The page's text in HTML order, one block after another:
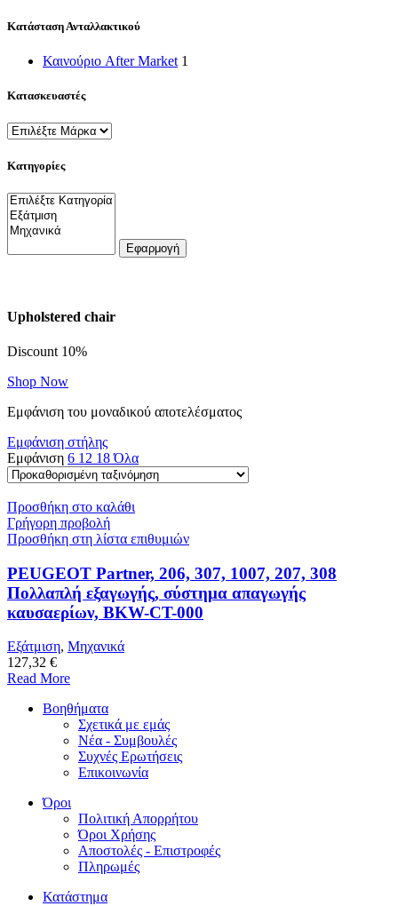
Κατάσταση Ανταλλακτικού
Καινούριο After Market 1
Κατασκευαστές
Κατηγορίες
Εφαρμογή
Upholstered chair
Discount 10%
Shop Now
Εμφάνιση του μοναδικού αποτελέσματος
Εμφάνιση στήλης
Εμφάνιση 6 12 18Όλα
Προσθήκη στο καλάθι
Γρήγορη προβολή
Προσθήκη στη λίστα επιθυμιών
PEUGEOT Partner, 206, 307, 1007, 207, 308
Πολλαπλή εξαγωγής, σύστημα απαγωγής
καυσαερίων, BKW-CT-000
Εξάτμιση, Μηχανικά
127,32 €
Read More
Βοηθήματα
Σχετικά με εμάς
Νέα - Συμβουλές
Συχνές Ερωτήσεις
Επικοινωνία
Όροι
Πολιτική Απορρήτου
Όροι Χρήσης
Αποστολές - Επιστροφές
Πληρωμές
Κατάστημα